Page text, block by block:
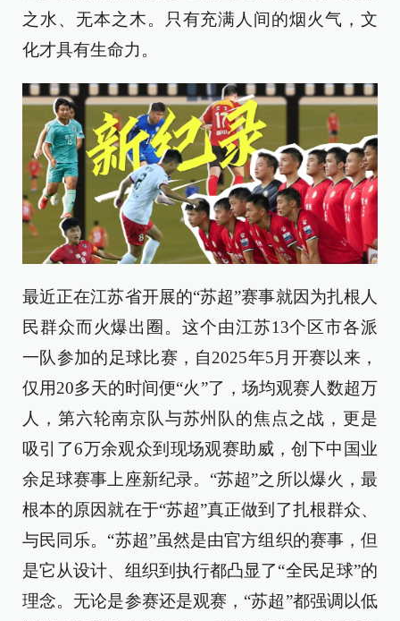
之水、无本之木。只有充满人间的烟火气，文
化才具有生命力。
最近正在江苏省开展的“苏超”赛事就因为扎根人
民群众而火爆出圈。这个由江苏13个区市各派
一队参加的足球比赛，自2025年5月开赛以来，
仅用20多天的时间便“火”了，场均观赛人数超万
人，第六轮南京队与苏州队的焦点之战，更是
吸引了6万余观众到现场观赛助威，创下中国业
余足球赛事上座新纪录。“苏超”之所以爆火，最
根本的原因就在于“苏超”真正做到了扎根群众、
与民同乐。“苏超”虽然是由官方组织的赛事，但
是它从设计、组织到执行都凸显了“全民足球”的
理念。无论是参赛还是观赛，“苏超”都强调以低